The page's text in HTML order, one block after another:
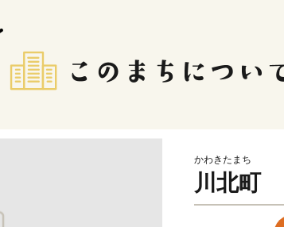
かわきたまち
川北町